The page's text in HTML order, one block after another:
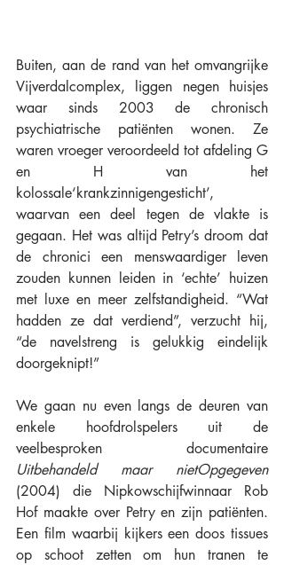
Buiten, aan de rand van het omvangrijke
Vijverdalcomplex, liggen negen huisjes
waar sinds 2003 de chronisch
psychiatrische patiënten wonen. Ze
waren vroeger veroordeeld tot afdeling G
en H van het
kolossale‘krankzinnigengesticht’,
waarvan een deel tegen de vlakte is
gegaan. Het was altijd Petry’s droom dat
de chronici een menswaardiger leven
zouden kunnen leiden in ‘echte’ huizen
met luxe en meer zelfstandigheid. “Wat
hadden ze dat verdiend”, verzucht hij,
“de navelstreng is gelukkig eindelijk
doorgeknipt!”
We gaan nu even langs de deuren van
enkele hoofdrolspelers uit de
Uitbehandeld maar nietOpgegeven
(2004) die Nipkowschijfwinnaar Rob
Hof maakte over Petry en zijn patiënten.
Een film waarbij kijkers een doos tissues
op schoot zetten om hun tranen te